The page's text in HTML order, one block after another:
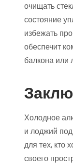
очищать
состояние
избежать
обеспечит
балкона или
Холодное
и лоджий
для тех, кто
своего